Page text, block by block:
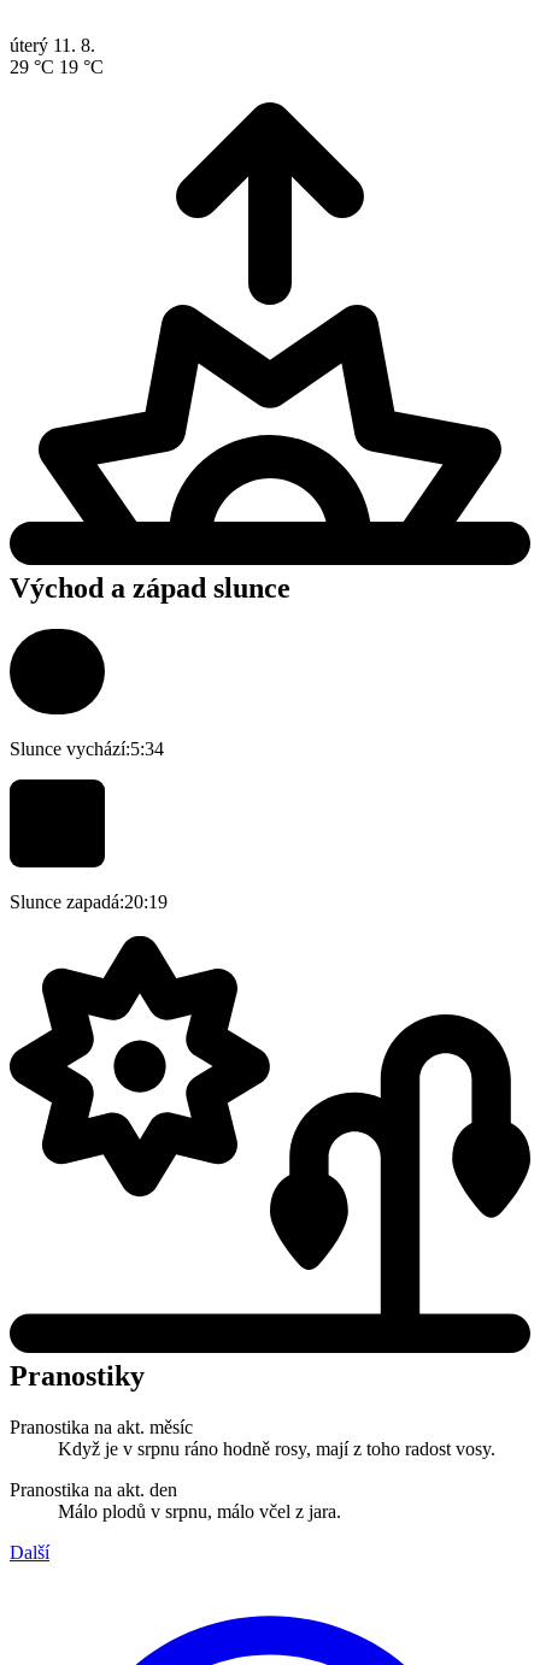
úterý 11. 8.
29 °C 19 °C
Východ a západ slunce
Slunce vychází:5:34
Slunce zapadá:20:19
Pranostiky
Pranostika na akt. měsíc
Když je v srpnu ráno hodně rosy, mají z toho radost vosy.
Pranostika na akt. den
Málo plodů v srpnu, málo včel z jara.
Další